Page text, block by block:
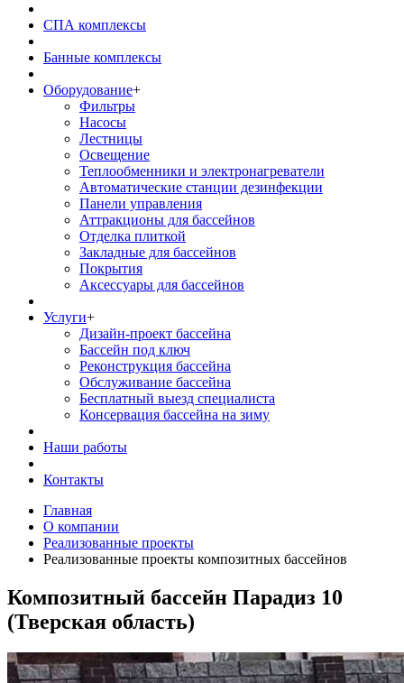
СПА комплексы
Банные комплексы
Оборудование+
Фильтры
Насосы
Лестницы
Освещение
Теплообменники и электронагреватели
Автоматические станции дезинфекции
Панели управления
Аттракционы для бассейнов
Отделка плиткой
Закладные для бассейнов
Покрытия
Аксессуары для бассейнов
Услуги+
Дизайн-проект бассейна
Бассейн под ключ
Реконструкция бассейна
Обслуживание бассейна
Бесплатный выезд специалиста
Консервация бассейна на зиму
Наши работы
Контакты
Главная
О компании
Реализованные проекты
Реализованные проекты композитных бассейнов
Композитный бассейн Парадиз 10
(Тверская область)